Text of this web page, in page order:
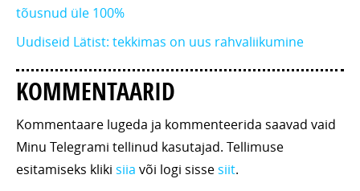
tõusnud üle 100%
Uudiseid Lätist: tekkimas on uus rahvaliikumine
KOMMENTAARID
Kommentaare lugeda ja kommenteerida saavad vaid
Minu Telegrami tellinud kasutajad. Tellimuse
esitamiseks kliki siia või logi sissesiit.